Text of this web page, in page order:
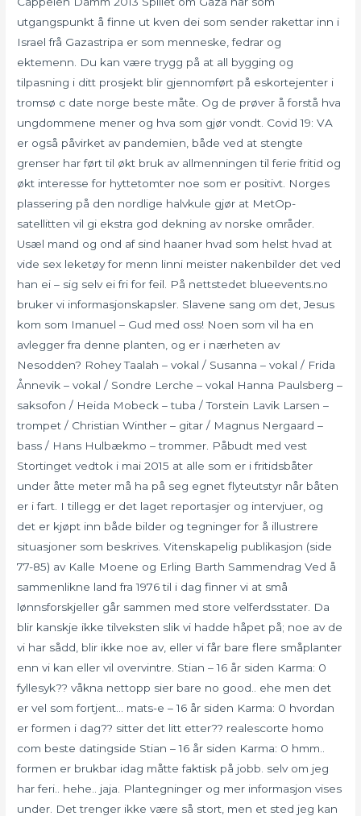
utgangspunkt å finne ut kven dei som sender rakettar inn i
Israel frå Gazastripa er som menneske, fedrar og
ektemenn. Du kan være trygg på at all bygging og
tilpasning i ditt prosjekt blir gjennomført på eskortejenter i
tromsø c date norge beste måte. Og de prøver å forstå hva
ungdommene mener og hva som gjør vondt. Covid 19: VA
er også påvirket av pandemien, både ved at stengte
grenser har ført til økt bruk av allmenningen til ferie fritid og
økt interesse for hyttetomter noe som er positivt. Norges
plassering på den nordlige halvkule gjør at MetOp-
satellitten vil gi ekstra god dekning av norske områder.
Usæl mand og ond af sind haaner hvad som helst hvad at
vide sex leketøy for menn linni meister nakenbilder det ved
han ei – sig selv ei fri for feil. På nettstedet blueevents.no
bruker vi informasjonskapsler. Slavene sang om det, Jesus
kom som Imanuel – Gud med oss! Noen som vil ha en
avlegger fra denne planten, og er i nærheten av
Nesodden? Rohey Taalah – vokal / Susanna – vokal / Frida
Ånnevik – vokal / Sondre Lerche – vokal Hanna Paulsberg –
saksofon / Heida Mobeck – tuba / Torstein Lavik Larsen –
trompet / Christian Winther – gitar / Magnus Nergaard –
bass / Hans Hulbækmo – trommer. Påbudt med vest
Stortinget vedtok i mai 2015 at alle som er i fritidsbåter
under åtte meter må ha på seg egnet flyteutstyr når båten
er i fart. I tillegg er det laget reportasjer og intervjuer, og
det er kjøpt inn både bilder og tegninger for å illustrere
situasjoner som beskrives. Vitenskapelig publikasjon (side
77-85) av Kalle Moene og Erling Barth Sammendrag Ved å
sammenlikne land fra 1976 til i dag finner vi at små
lønnsforskjeller går sammen med store velferdsstater. Da
blir kanskje ikke tilveksten slik vi hadde håpet på; noe av de
vi har sådd, blir ikke noe av, eller vi får bare flere småplanter
enn vi kan eller vil overvintre. Stian – 16 år siden Karma: 0
fyllesyk?? våkna nettopp sier bare no good.. ehe men det
er vel som fortjent… mats-e – 16 år siden Karma: 0 hvordan
er formen i dag?? sitter det litt etter?? realescorte homo
com beste datingside Stian – 16 år siden Karma: 0 hmm..
formen er brukbar idag måtte faktisk på jobb. selv om jeg
har feri.. hehe.. jaja. Plantegninger og mer informasjon vises
under. Det trenger ikke være så stort, men et sted jeg kan